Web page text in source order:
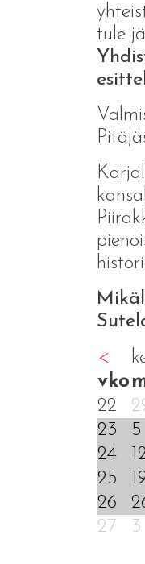
tule
<
vko
22
23
5
24
25
26
27
3